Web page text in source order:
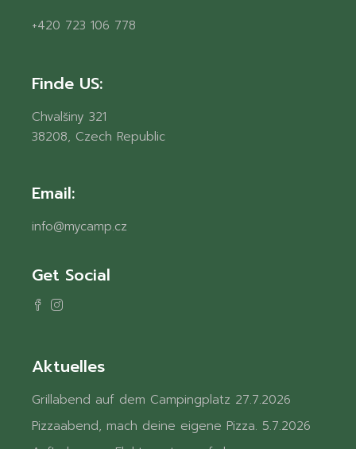
+420 723 106 778
Finde US:
Chvalšiny 321
38208, Czech Republic
Email:
info@mycamp.cz
Get Social
Aktuelles
Grillabend auf dem Campingplatz 27.7.2026
Pizzaabend, mach deine eigene Pizza. 5.7.2026